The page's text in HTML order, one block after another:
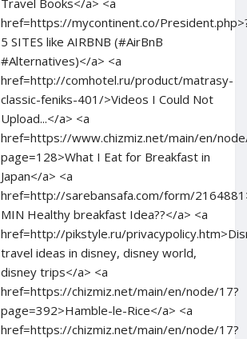
Travel Books</a> <a
href=https://mycontinent.co/
5 SITES like AIRBNB (#AirBnB
#Alternatives)</a> <a
href=http://comhotel.ru/product/matrasy-
classic-feniks-401/>Videos I Could Not
Upload...</a> <a
href=https://www.chizmiz.net/main/en/
page=128>What I Eat for Breakfast in
Japan</a> <a
href=http://sarebansafa.com/form/
MIN Healthy breakfast Idea??</a> <a
href=http://pikstyle.ru/
travel ideas in disney, disney world,
disney trips</a> <a
href=https://chizmiz.net/main/en/node/17?
page=392>Hamble-le-Rice</a> <a
href=https://chizmiz.net/main/en/node/17?